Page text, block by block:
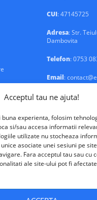
Acceptul tau ne ajuta!
buna experienta, folosim
si/sau accesa informatii
utilizate nu stocheaza
asociate unei sesiuni pe
Fara acceptul tau sau cu
ale site-ului pot fi
CUI: 47145725
Adresa: Str.
Dambovita
Telefon: 0753
Email:
electrice.ro
Electrical Solutions ©